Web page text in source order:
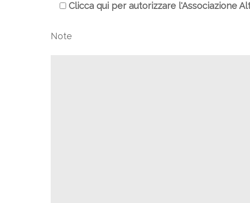
Clicca qui per autorizzare l'Associazione
Note